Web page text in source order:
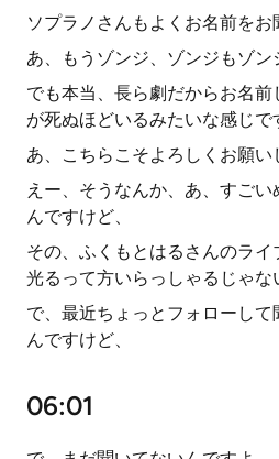
ソプラノさんもよくお名前をお
あ、もうゾンジ、ゾンジもゾン
でも本当、長ら劇だからお名
が死ぬほどいるみたいな感じで
あ、こちらこそよろしくお願い
えー、そうなんか、あ、すご
んですけど、
その、ふくもとはるさんのラ
光るって方いらっしゃるじゃな
で、最近ちょっとフォローし
んですけど、
06:01